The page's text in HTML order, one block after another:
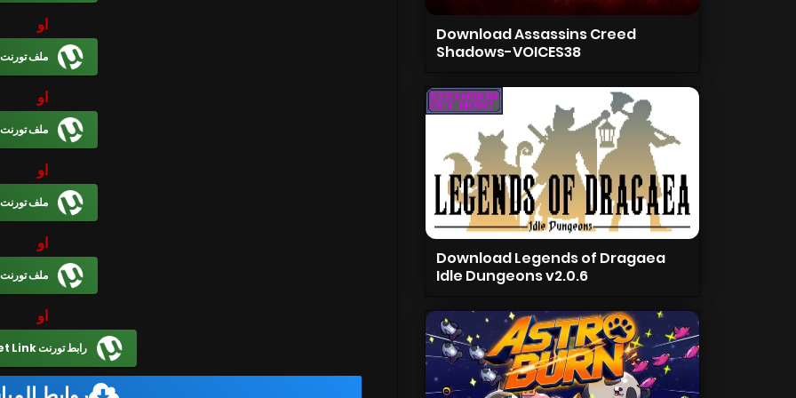
او
ملف تورنت
او
ملف تورنت
او
ملف تورنت
او
ملف تورنت
او
رابط تورنت Magnet Link
Download Assassins Creed
Shadows-VOICES38
Download Legends of Dragaea
Idle Dungeons v2.0.6